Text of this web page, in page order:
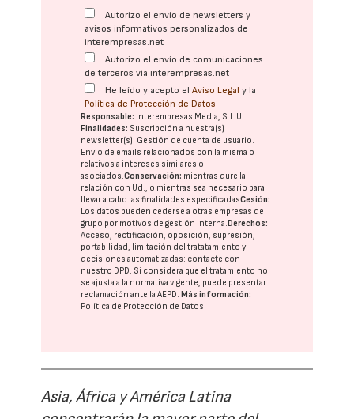
Autorizo el envío de newsletters y
avisos informativos personalizados de
interempresas.net
Autorizo el envío de comunicaciones
de terceros vía interempresas.net
He leído y acepto elAviso Legal y la
Política de Protección de Datos
Responsable: Interempresas Media, S.L.U.
Finalidades: Suscripción a nuestra(s)
newsletter(s). Gestión de cuenta de usuario.
Envío de emails relacionados con la misma o
relativos a intereses similares o
asociados.Conservación: mientras dure la
relación con Ud., o mientras sea necesario para
llevar a cabo las finalidades especificadasCesión:
Los datos pueden cederse a otras empresas del
grupo por motivos de gestión interna. Derechos:
Acceso, rectificación, oposición, supresión,
portabilidad, limitación del tratatamiento y
decisiones automatizadas: contacte con
nuestro DPD. Si considera que el tratamiento no
se ajusta a la normativa vigente, puede presentar
reclamación ante laAEPD. Más información:
Política de Protección de Datos
Asia, África y América Latina